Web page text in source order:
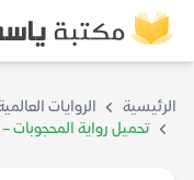
الرئيسية
الروايات
تحميل رواية المحجوبات